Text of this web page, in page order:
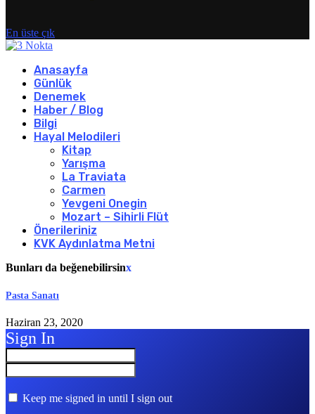
En üste çık
Anasayfa
Günlük
Denemek
Haber / Blog
Bilgi
Hayal Melodileri
Kitap
Yarışma
La Traviata
Carmen
Yevgeni Onegin
Mozart – Sihirli Flüt
Önerileriniz
KVK Aydınlatma Metni
Bunları da beğenebilirsinx
Pasta Sanatı
Haziran 23, 2020
Sign In
Keep me signed in until I sign out